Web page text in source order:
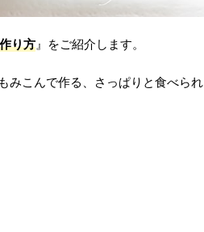
り方 』をご紹介します。
みこんで作る、さっぱりと食べられ